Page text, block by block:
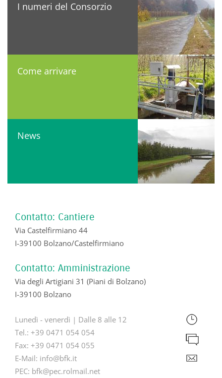
I numeri del Consorzio
Come arrivare
News
Contatto: Cantiere
Via Castelfirmiano 44
I-39100 Bolzano/Castelfirmiano
Contatto: Amministrazione
Via degli Artigiani 31 (Piani di Bolzano)
I-39100 Bolzano
Lunedì - venerdì | Dalle 8 alle 12
Tel.: +39 0471 054 054
Fax: +39 0471 054 055
E-Mail: info@bfk.it
PEC: bfk@pec.rolmail.net